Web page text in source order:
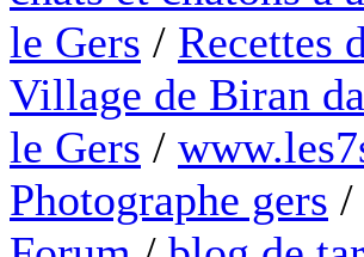
le Gers / Recettes
Village de Biran
le Gers /
Photographe gers /